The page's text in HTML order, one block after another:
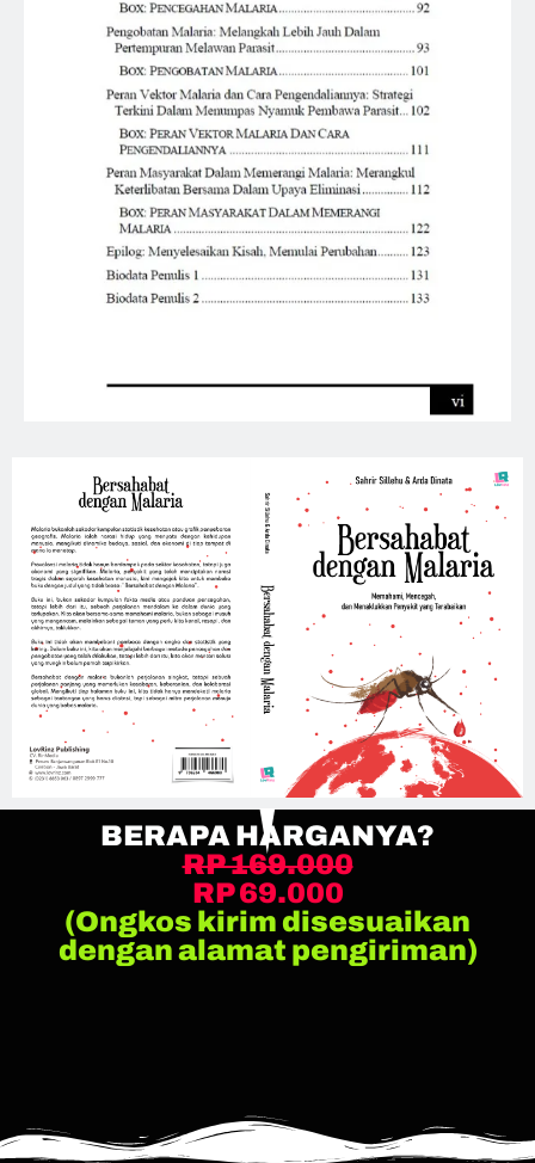
BERAPA HARGANYA?
RP 169.000
RP 69.000
(Ongkos kirim disesuaikan
dengan alamat pengiriman)